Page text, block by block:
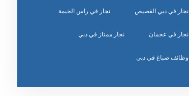
نجار في دبي القصيص نجار في راس الخيمة
نجار في عجمان نجار ممتاز في دبي
وظائف صباغ في دبي